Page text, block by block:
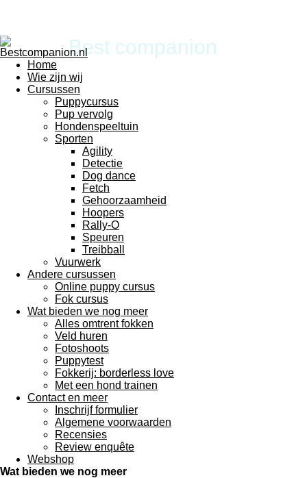
Best companion
Home
Wie zijn wij
Cursussen
Puppycursus
Pup vervolg
Hondenspeeltuin
Sporten
Agility
Detectie
Dog dance
Fetch
Gehoorzaamheid
Hoopers
Rally-O
Speuren
Treibball
Vuurwerk
Andere cursussen
Online puppy cursus
Fok cursus
Wat bieden we nog meer
Alles omtrent fokken
Veld huren
Fotoshoots
Puppytest
Fokkerij: borderless love
Met een hond trainen
Contact en meer
Inschrijf formulier
Algemene voorwaarden
Recensies
Review enquête
Webshop
Wat bieden we nog meer